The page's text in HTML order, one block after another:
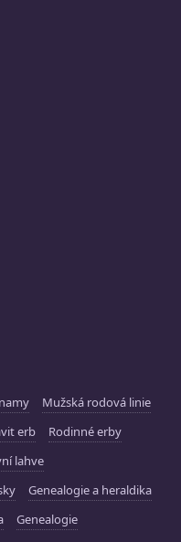
Mužská rodová linie
erb
Rodinné erby
lahve
Genealogie a heraldika
Genealogie